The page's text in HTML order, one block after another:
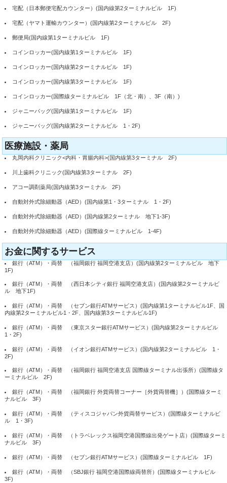
宅配（日本郵便宅配カウンター）(国内線第2ターミナルビル 1F)
宅配（ヤマト運輸カウンター）(国内線第2ターミナルビル 2F)
郵便局(国内線第1ターミナルビル 1F)
コインロッカー(国内線第1ターミナルビル 1F)
コインロッカー(国内線第2ターミナルビル 1F)
コインロッカー(国内線第3ターミナルビル 1F)
コインロッカー(国際線ターミナルビル 1F（北・南）、3F（南）)
ジャニーバッグ(国内線第1ターミナルビル 1F)
ジャニーバッグ(国内線第2ターミナルビル 1・2F)
医療施設・薬局
丸岡内科クリニック<内科・胃腸内科>(国内線第3ターミナル 2F)
川上歯科クリニック(国内線第3ターミナル 2F)
アコー調剤薬局(国内線第3ターミナル 2F)
自動対外式除細動器（AED）(国内線第1・3ターミナル 1・2F)
自動対外式除細動器（AED）(国内線第2ターミナル 地下1-3F)
自動対外式除細動器（AED）(国際線ターミナルビル 1-4F)
お金に関するサービス
銀行（ATM）・両替 （福岡銀行 福岡空港支店）(国内線第2ターミナルビル 地下
1F)
銀行（ATM）・両替 （西日本シティ銀行 福岡空港支店）(国内線第2ターミナルビ
ル 地下1F)
銀行（ATM）・両替 （セブン銀行ATMサービス）(国内線第1ターミナルビル1F、国
内線第2ターミナルビル1・2F、国内線第3ターミナルビル1F)
銀行（ATM）・両替 （東京スター銀行ATMサービス）(国内線第2ターミナルビル
1・2F)
銀行（ATM）・両替 （イオン銀行ATMサービス）(国内線第2ターミナルビル 1・
2F)
銀行（ATM）・両替 （福岡銀行 福岡空港支店 国際線ターミナル出張所）(国際線タ
ーミナルビル 2F)
銀行（ATM）・両替 （福岡銀行 外貨両替コーナー［外貨両替機］）(国際線ターミ
ナルビル 3F)
銀行（ATM）・両替 （ティスコジャパン外貨両替サービス）(国際線ターミナルビ
ル 1・3F)
銀行（ATM）・両替 （トラベレックス福岡空港国際線出発ゲート店）(国際線ターミ
ナルビル 3F)
銀行（ATM）・両替 （セブン銀行ATMサービス）(国際線ターミナルビル 1F)
銀行（ATM）・両替 （SBJ銀行 福岡空港国際線両替所）(国際線ターミナルビル
3F)